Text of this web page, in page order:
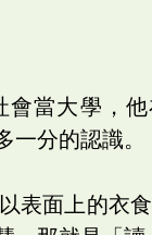
會當大學，
分的認識。
表面上的衣食